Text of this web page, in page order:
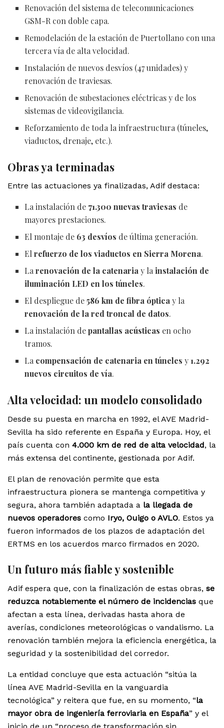
Renovación del sistema de telecomunicaciones
GSM-R con doble capa.
Remodelación de la estación de Puertollano con una
tercera vía de alta velocidad.
Instalación de nuevos desvíos (47 unidades) y
renovación de traviesas.
Renovación de subestaciones eléctricas y de los
sistemas de videovigilancia.
Reforzamiento de toda la infraestructura (túneles,
viaductos, drenaje, etc.).
Obras ya terminadas
Entre las actuaciones ya finalizadas, Adif destaca:
La instalación de 71.300 nuevas traviesas de
mayores prestaciones.
El montaje de 63 desvíos de última generación.
Elrefuerzo de los viaductos en Sierra Morena.
Larenovación de la catenariay lainstalación de
iluminación LED en los túneles.
El despliegue de586 km de fibra ópticay la
renovación de la red troncal de datos.
La instalación depantallas acústicas en ocho
tramos.
Lacompensación de catenaria en túneles y1.292
nuevos circuitos de vía.
Alta velocidad: un modelo consolidado
Desde su puesta en marcha en 1992, el AVE Madrid-
Sevilla ha sido referente en España y Europa. Hoy, el
país cuenta con 4.000 km de red de alta velocidad, la
más extensa del continente, gestionada por Adif.
El plan de renovación permite que esta
infraestructura pionera se mantenga competitiva y
segura, ahora también adaptada a la llegada de
nuevos operadores como Iryo, Ouigo o AVLO. Estos ya
fueron informados de los plazos de adaptación del
ERTMS en los acuerdos marco firmados en 2020.
Un futuro más fiable y sostenible
Adif espera que, con la finalización de estas obras, se
reduzca notablemente el número de incidencias que
afectan a esta línea, derivadas hasta ahora de
averías, condiciones meteorológicas o vandalismo. La
renovación también mejora la eficiencia energética, la
seguridad y la sostenibilidad del corredor.
La entidad concluye que esta actuación “sitúa la
línea AVE Madrid-Sevilla en la vanguardia
tecnológica” y reitera que fue, en su momento, “la
mayor obra de ingeniería ferroviaria en España” y el
inicio de un “proceso de transformación sin